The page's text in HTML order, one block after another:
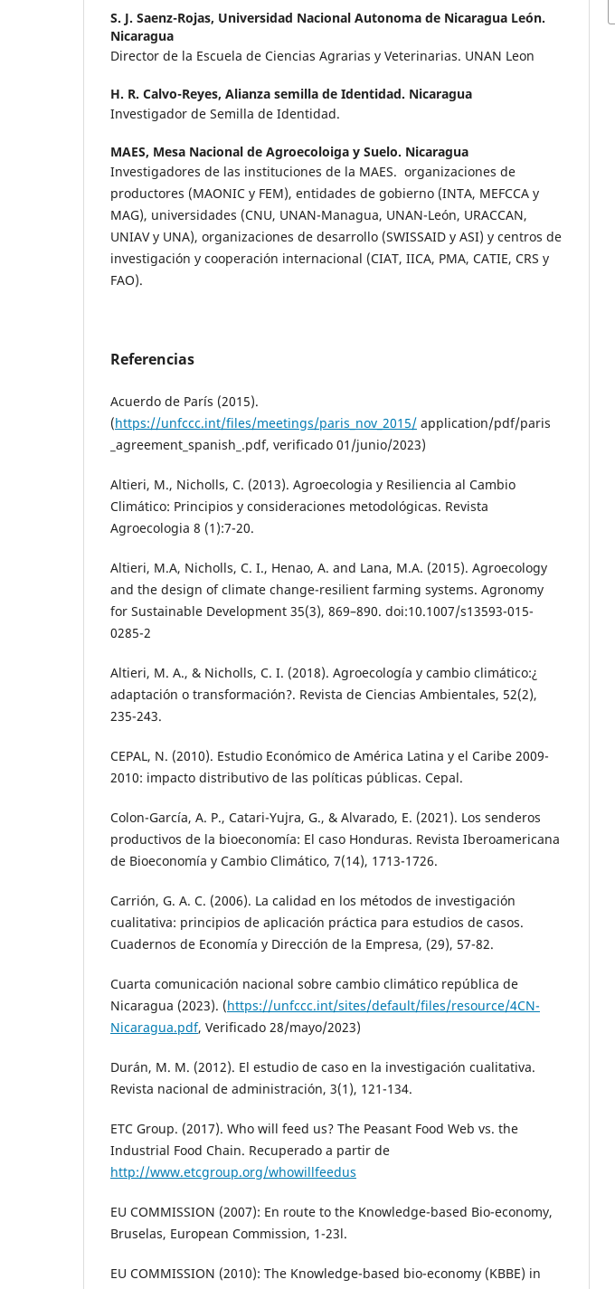
S. J. Saenz-Rojas, Universidad Nacional Autonoma de Nicaragua León.
Nicaragua
Director de la Escuela de Ciencias Agrarias y Veterinarias. UNAN Leon
H. R. Calvo-Reyes, Alianza semilla de Identidad. Nicaragua
Investigador de Semilla de Identidad.
MAES, Mesa Nacional de Agroecoloiga y Suelo. Nicaragua
Investigadores de las instituciones de la MAES. organizaciones de
productores (MAONIC y FEM), entidades de gobierno (INTA, MEFCCA y
MAG), universidades (CNU, UNAN-Managua, UNAN-León, URACCAN,
UNIAV y UNA), organizaciones de desarrollo (SWISSAID y ASI) y centros de
investigación y cooperación internacional (CIAT, IICA, PMA, CATIE, CRS y
FAO).
Referencias
Acuerdo de París (2015).
(https://unfccc.int/files/meetings/paris_nov_2015/ application/pdf/paris
_agreement_spanish_.pdf, verificado 01/junio/2023)
Altieri, M., Nicholls, C. (2013). Agroecologia y Resiliencia al Cambio
Climático: Principios y consideraciones metodológicas. Revista
Agroecologia 8 (1):7-20.
Altieri, M.A, Nicholls, C. I., Henao, A. and Lana, M.A. (2015). Agroecology
and the design of climate change-resilient farming systems. Agronomy
for Sustainable Development 35(3), 869–890. doi:10.1007/s13593-015-
0285-2
Altieri, M. A., & Nicholls, C. I. (2018). Agroecología y cambio climático:¿
adaptación o transformación?. Revista de Ciencias Ambientales, 52(2),
235-243.
CEPAL, N. (2010). Estudio Económico de América Latina y el Caribe 2009-
2010: impacto distributivo de las políticas públicas. Cepal.
Colon-García, A. P., Catari-Yujra, G., & Alvarado, E. (2021). Los senderos
productivos de la bioeconomía: El caso Honduras. Revista Iberoamericana
de Bioeconomía y Cambio Climático, 7(14), 1713-1726.
Carrión, G. A. C. (2006). La calidad en los métodos de investigación
cualitativa: principios de aplicación práctica para estudios de casos.
Cuadernos de Economía y Dirección de la Empresa, (29), 57-82.
Cuarta comunicación nacional sobre cambio climático república de
Nicaragua (2023). (https://unfccc.int/sites/default/files/resource/4CN-
Nicaragua.pdf, Verificado 28/mayo/2023)
Durán, M. M. (2012). El estudio de caso en la investigación cualitativa.
Revista nacional de administración, 3(1), 121-134.
ETC Group. (2017). Who will feed us? The Peasant Food Web vs. the
Industrial Food Chain. Recuperado a partir de
http://www.etcgroup.org/whowillfeedus
EU COMMISSION (2007): En route to the Knowledge-based Bio-economy,
Bruselas, European Commission, 1-23l.
EU COMMISSION (2010): The Knowledge-based bio-economy (KBBE) in